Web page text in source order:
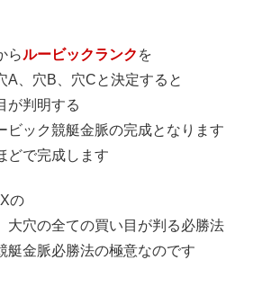
らルービックランク を
A、穴B、穴Cと決定すると
が判明する
ビック競艇金脈の完成となります
どで完成します
の
大穴の全ての買い目が判る必勝法
艇金脈必勝法の極意なのです